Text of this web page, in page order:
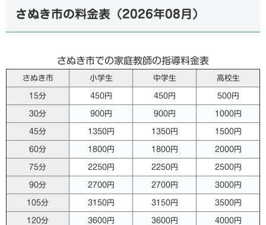
さぬき市の料金表（2026年08月 ）
さぬき市での家庭教師の指導料金表
さぬき市 小学生 中学生 高校生
15分 450円 450円 500円
30分 900円 900円 1000円
45分 1350円 1350円 1500円
60分 1800円 1800円 2000円
75分 2250円 2250円 2500円
90分 2700円 2700円 3000円
105分 3150円 3150円 3500円
120分 3600円 3600円 4000円